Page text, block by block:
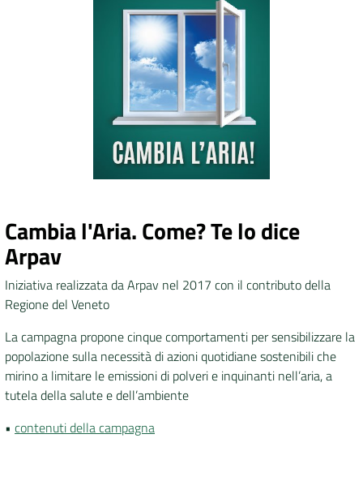
Cambia l'Aria. Come? Te lo dice
Arpav
Iniziativa realizzata da Arpav nel 2017 con il contributo della
Regione del Veneto
La campagna propone cinque comportamenti per sensibilizzare la
popolazione sulla necessità di azioni quotidiane sostenibili che
mirino a limitare le emissioni di polveri e inquinanti nell’aria, a
tutela della salute e dell’ambiente
• contenuti della campagna